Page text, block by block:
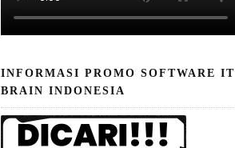
INFORMASI PROMO SOFTWARE IT
BRAIN INDONESIA